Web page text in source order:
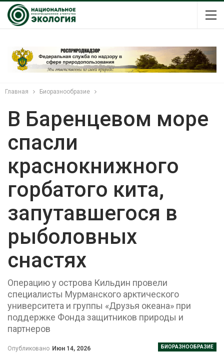
Главная Биоразнообразие
В Баренцевом море
спасли
краснокнижного
горбатого кита,
запутавшегося в
рыболовных
снастях
Операцию у острова Кильдин провели
специалисты Мурманского арктического
университета и группы «Друзья океана» при
поддержке Фонда защитников природы и
партнеров
БИОРАЗНООБРАЗИЕ
Опубликовано Июн 14, 2026